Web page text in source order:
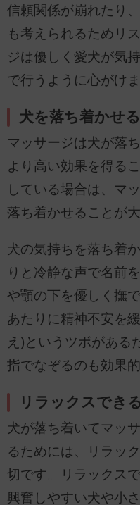
信頼関係が崩れたり
も考えられるためリ
ジは優しく愛犬が気
で行うように心がけま
犬を落ち着かせる
マッサージは犬が落
より高い効果を得る
している場合は、マ
落ち着かせることが大
犬の気持ちを落ち着
りと冷静な声で名前
や顎の下を優しく撫
あたりに精神不安を
え)というツボがある
指でなぞるのも効果的
リラックスでき
犬が落ち着いてマッ
るためには、リラッ
切です。リラックス
興奮しやすい犬や小